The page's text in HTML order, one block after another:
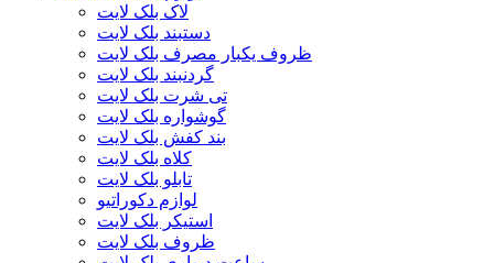
لاک بلک لایت
دستبند بلک لایت
ظروف یکبار مصرف بلک لایت
گردنبند بلک لایت
تی شرت بلک لایت
گوشواره بلک لایت
بند کفش بلک لایت
کلاه بلک لایت
تابلو بلک لایت
لوازم دکوراتیو
استیکر بلک لایت
ظروف بلک لایت